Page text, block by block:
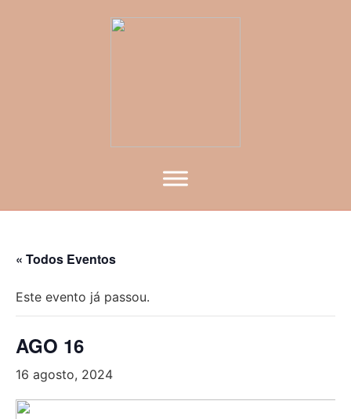
« Todos Eventos
Este evento já passou.
AGO 16
16 agosto, 2024